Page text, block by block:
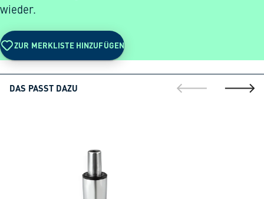
wieder.
ZUR MERKLISTE HINZUFÜGEN
DAS PASST DAZU
gehe zur gehe